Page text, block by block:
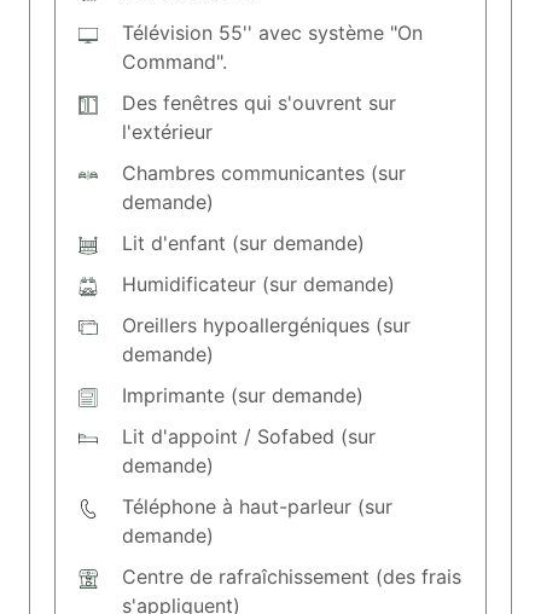
Télévision 55'' avec système "On
Command".
Des fenêtres qui s'ouvrent sur
l'extérieur
Chambres communicantes (sur
demande)
Lit d'enfant (sur demande)
Humidificateur (sur demande)
Oreillers hypoallergéniques (sur
demande)
Imprimante (sur demande)
Lit d'appoint / Sofabed (sur
demande)
Téléphone à haut-parleur (sur
demande)
Centre de rafraîchissement (des frais
s'appliquent)